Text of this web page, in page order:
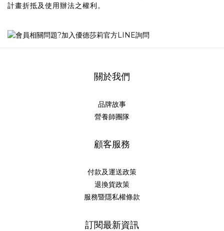
計畫折抵及使用辦法之權利。
關於我們
品牌故事
營養師團隊
顧客服務
付款及運送政策
退換貨政策
服務暨隱私權條款
訂閱最新資訊